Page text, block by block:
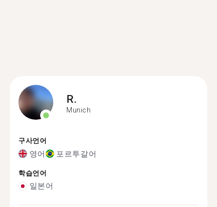
R.
Munich
구사언어
영어 포르투갈어
학습언어
일본어